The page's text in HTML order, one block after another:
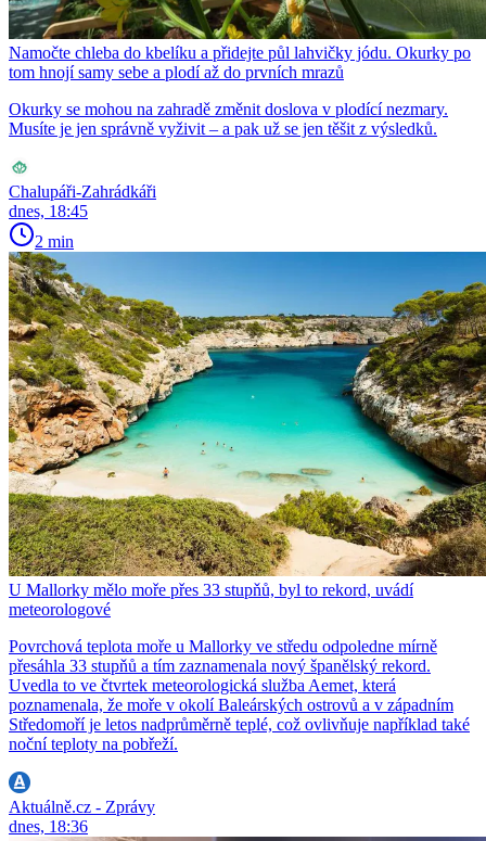
Namočte chleba do kbelíku a přidejte půl lahvičky jódu. Okurky po
tom hnojí samy sebe a plodí až do prvních mrazů
Okurky se mohou na zahradě změnit doslova v plodící nezmary.
Musíte je jen správně vyživit – a pak už se jen těšit z výsledků.
Chalupáři-Zahrádkáři
dnes, 18:45
2 min
U Mallorky mělo moře přes 33 stupňů, byl to rekord, uvádí
meteorologové
Povrchová teplota moře u Mallorky ve středu odpoledne mírně
přesáhla 33 stupňů a tím zaznamenala nový španělský rekord.
Uvedla to ve čtvrtek meteorologická služba Aemet, která
poznamenala, že moře v okolí Baleárských ostrovů a v západním
Středomoří je letos nadprůměrně teplé, což ovlivňuje například také
noční teploty na pobřeží.
Aktuálně.cz - Zprávy
dnes, 18:36